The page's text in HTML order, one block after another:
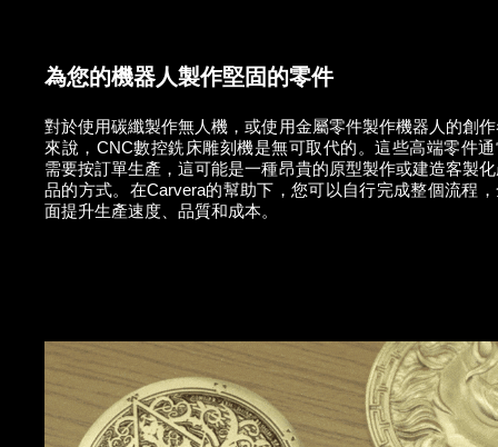
為您的機器人製作堅固的零件
對於使用碳纖製作無人機，或使用金屬零件製作機器人的創
來說，CNC數控銑床雕刻機是無可取代的。這些高端零件
需要按訂單生產，這可能是一種昂貴的原型製作或建造客製
品的方式。在Carvera的幫助下，您可以自行完成整個流程
面提升生產速度、品質和成本。